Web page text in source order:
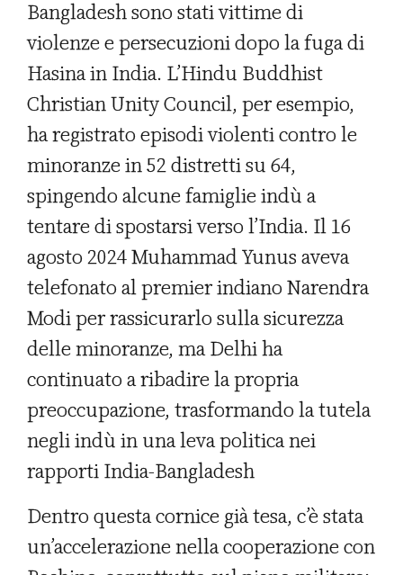
Bangladesh sono stati vittime di
violenze e persecuzioni dopo la fuga di
Hasina in India. L’Hindu Buddhist
Christian Unity Council, per esempio,
ha registrato episodi violenti contro le
minoranze in 52 distretti su 64,
spingendo alcune famiglie indù a
tentare di spostarsi verso l’India. Il 16
agosto 2024 Muhammad Yunus aveva
telefonato al premier indiano Narendra
Modi per rassicurarlo sulla sicurezza
delle minoranze, ma Delhi ha
continuato a ribadire la propria
preoccupazione, trasformando la tutela
negli indù in una leva politica nei
rapporti India-Bangladesh
Dentro questa cornice già tesa, c’è stata
un’accelerazione nella cooperazione con